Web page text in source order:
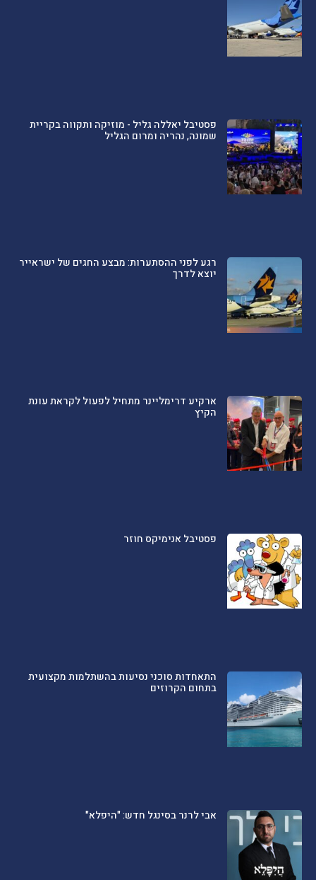
פסטיבל יאללה גליל - מוזיקה ותקווה בקריית
שמונה, נהריה ומרום הגליל
רגע לפני ההסתערות: מבצע החגים של ישראייר
יוצא לדרך
ארקיע דרימליינר מתחיל לפעול לקראת עונת
הקיץ
פסטיבל אנימיקס חוזר
התאחדות סוכני נסיעות בהשתלמות מקצועית
בתחום הקרוזים
אבי לרנר בסינגל חדש: "היפלא"